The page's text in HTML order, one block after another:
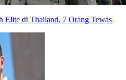
Elite di Thailand, 7 Orang Tewas